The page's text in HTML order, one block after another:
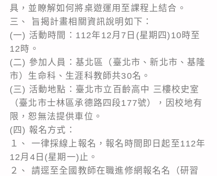
具，並瞭解如何將桌遊運用至課程上結合。
三、 旨揭計畫相關資訊說明如下：
(一) 活動時間：112年12月7日(星期四)10時至
12時。
(二) 參加人員：基北區（臺北市、新北市、基隆
市）生命科、生涯科教師共30名。
(三) 活動地點：臺北市立百齡高中 三樓校史室
（臺北市士林區承德路四段177號），因校地有
限，恕無法提供車位。
(四) 報名方式：
１、 一律採線上報名，報名時間即日起至112年
12月4日(星期一)止。
２、 請逕至全國教師在職進修網報名名（研習